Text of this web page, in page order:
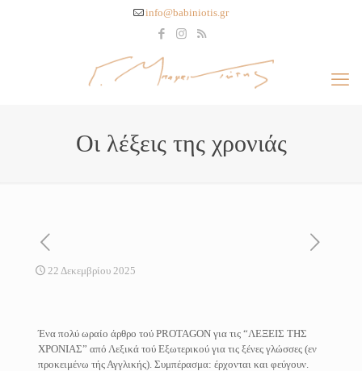
info@babiniotis.gr
Οι λέξεις της χρονιάς
22 Δεκεμβρίου 2025
Ένα πολύ ωραίο άρθρο τού PROTAGON για τις “ΛΕΞΕΙΣ ΤΗΣ
ΧΡΟΝΙΑΣ” από Λεξικά τού Εξωτερικού για τις ξένες γλώσσες (εν
προκειμένω τής Αγγλικής). Συμπέρασμα: έρχονται και φεύγουν.